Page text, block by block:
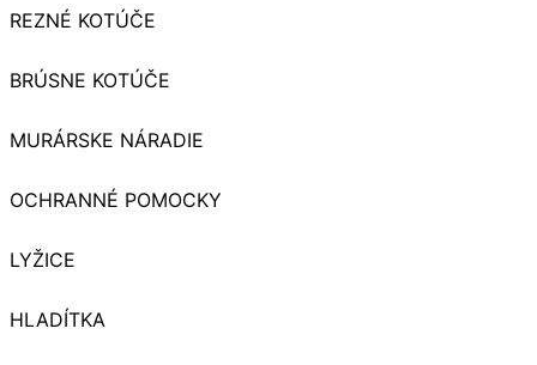
REZNÉ KOTÚČE
BRÚSNE KOTÚČE
MURÁRSKE NÁRADIE
OCHRANNÉ POMOCKY
LYŽICE
HLADÍTKA